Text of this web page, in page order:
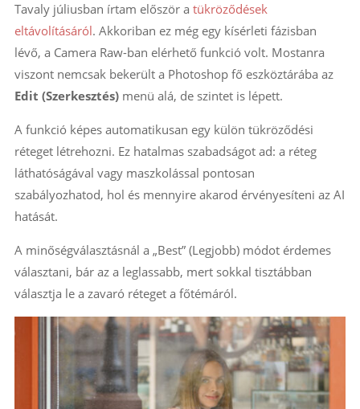
Tavaly júliusban írtam először a tükröződések
eltávolításáról. Akkoriban ez még egy kísérleti fázisban
lévő, a Camera Raw-ban elérhető funkció volt. Mostanra
viszont nemcsak bekerült a Photoshop fő eszköztárába az
Edit (Szerkesztés)menü alá, de szintet is lépett.
A funkció képes automatikusan egy külön tükröződési
réteget létrehozni. Ez hatalmas szabadságot ad: a réteg
láthatóságával vagy maszkolással pontosan
szabályozhatod, hol és mennyire akarod érvényesíteni az AI
hatását.
A minőségválasztásnál a „Best” (Legjobb) módot érdemes
választani, bár az a leglassabb, mert sokkal tisztábban
választja le a zavaró réteget a főtémáról.